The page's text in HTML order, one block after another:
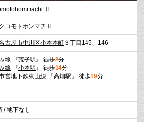
Ⅱ
コモトホンマチⅡ
古屋市中川区小本本町 ３丁目145、146
線 『荒子駅 』 徒歩8分
線 『小本駅 』 徒歩14分
営地下鉄東山線 『高畑駅 』 徒歩19分
/ 地下なし